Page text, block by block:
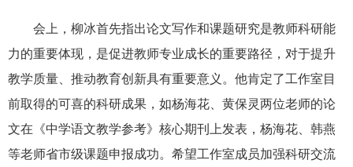
会上，柳冰首先指出论文写作和课题研究是教师科研能
力的重要体现，是促进教师专业成长的重要路径，对于提升
教学质量、推动教育创新具有重要意义。他肯定了工作室目
前取得的可喜的科研成果，如杨海花、黄保灵两位老师的论
文在《中学语文教学参考》核心期刊上发表，杨海花、韩燕
等老师省市级课题申报成功。希望工作室成员加强科研交流